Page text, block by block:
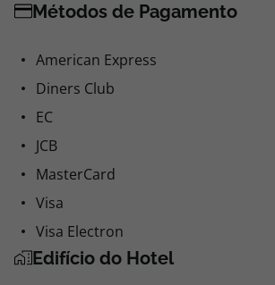
Métodos de Pagamento
American Express
Diners Club
EC
JCB
MasterCard
Visa
Visa Electron
Edifício do Hotel